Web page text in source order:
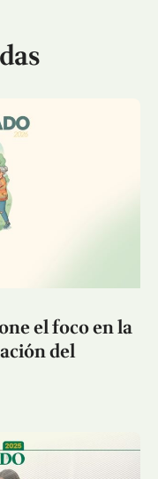
el foco en la
del